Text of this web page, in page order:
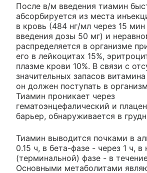
После в/м введения тиамин
абсорбируется из места
в кровь (484 нг/мл через 15
введения дозы 50 мг) и
распределяется в организме
его в лейкоцитах 15%,
плазме крови 10%. В связи с
значительных запасов
он должен поступать в
Тиамин проникает через
гематоэнцефалический и
барьер, обнаруживается в
Тиамин выводится почками в
0.15 ч, в бета-фазе - через 1 ч, в
(терминальной) фазе - в
Основными метаболитами